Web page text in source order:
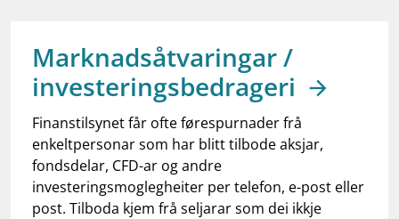
notifications_noneAbonner på nyhetsvarsel
Marknadsåtvaringar /
investeringsbedrageri
Finanstilsynet får ofte førespurnader frå
enkeltpersonar som har blitt tilbode aksjar,
fondsdelar, CFD-ar og andre
investeringsmoglegheiter per telefon, e-post eller
post. Tilboda kjem frå seljarar som dei ikkje